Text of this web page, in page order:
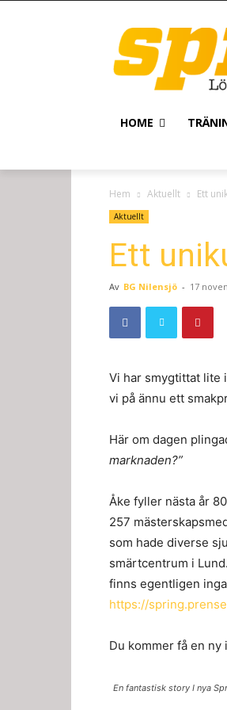
HOME
Hem Aktuellt Ett
Aktuellt
Ett
Av BG Nilensjö - 17
Vi har smygtittat lite
vi på ännu ett
Här om dagen
marknaden?”
Åke fyller nästa år
257
som hade diverse
smärtcentrum i
finns egentligen
https://
Du kommer få en ny
En fantastisk story I nya